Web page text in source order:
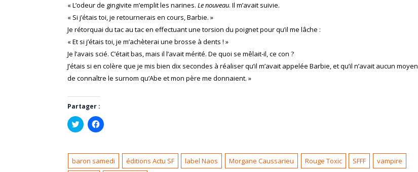
« L’odeur de gingivite m’emplit les narines. Le nouveau. Il m’avait suivie.
« Si j’étais toi, je retournerais en cours, Barbie. »
Je rétorquai du tac au tac en effectuant une torsion du poignet pour qu’il me lâche :
« Et si j’étais toi, je m’achèterai une brosse à dents ! »
Je l’avais scié. C’était bas, mais il l’avait mérité. De quoi se mêlait-il, ce con ?
J’étais si en colère que je mis bien dix secondes à réaliser qu’il m’avait appelée Barbie, et qu’il n’avait aucun moyen
de connaître le surnom qu’Abe et mon père me donnaient. »
Partager :
Cliquez
pour
dans
une
nouvelle
Cliquez
pour
dans
une
nouvelle
baron samedi éditions Actu SF label Naos Morgane Caussarieu Rouge Toxic SFFF
vampire